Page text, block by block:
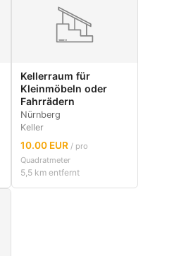
Kellerraum für
Kleinmöbeln oder
Fahrrädern
Nürnberg
Keller
10.00 EUR / pro
Quadratmeter
5,5 km entfernt